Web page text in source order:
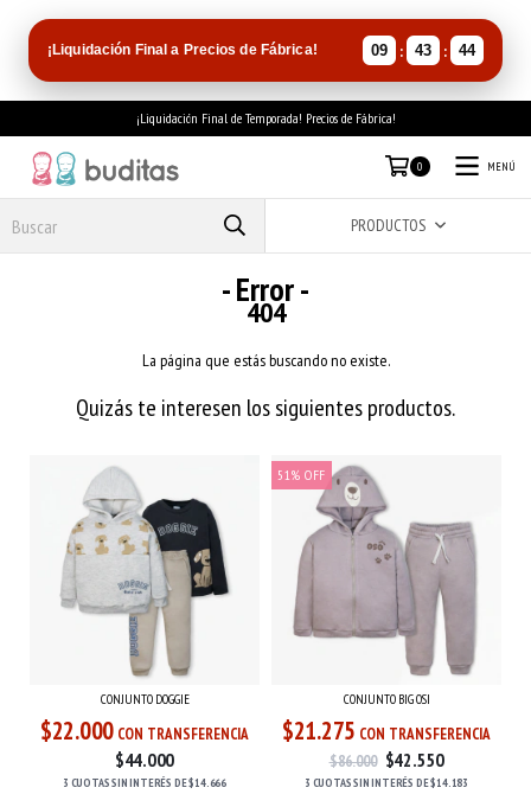
¡Liquidación Final a Precios de Fábrica! 09 : 43 : 44
¡Liquidación Final de Temporada! Precios de Fábrica!
0 MENÚ
PRODUCTOS
- Error -
404
La página que estás buscando no existe.
Quizás te interesen los siguientes productos.
CONJUNTO DOGGIE
$22.000 CON TRANSFERENCIA
$44.000
3 CUOTASSIN INTERÉS DE$14.666
51% OFF
CONJUNTO BIG OSI
$21.275 CON TRANSFERENCIA
$86.000 $42.550
3 CUOTASSIN INTERÉS DE$14.183